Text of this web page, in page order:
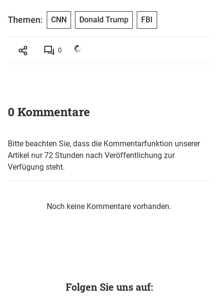
Themen: CNN Donald Trump FBI
0
0 Kommentare
Bitte beachten Sie, dass die Kommentarfunktion unserer
Artikel nur 72 Stunden nach Veröffentlichung zur
Verfügung steht.
Noch keine Kommentare vorhanden.
Folgen Sie uns auf: